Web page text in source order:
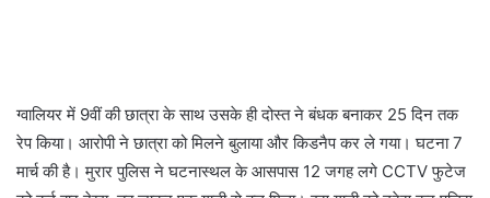
ग्वालियर में 9वीं की छात्रा के साथ उसके ही दोस्त ने बंधक बनाकर 25 दिन तक
रेप किया। आरोपी ने छात्रा को मिलने बुलाया और किडनैप कर ले गया। घटना 7
मार्च की है। मुरार पुलिस ने घटनास्थल के आसपास 12 जगह लगे CCTV फुटेज